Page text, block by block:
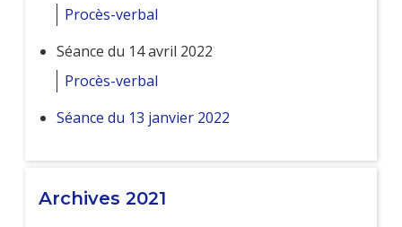
Procès-verbal
Séance du 14 avril 2022
Procès-verbal
Séance du 13 janvier 2022
Archives 2021